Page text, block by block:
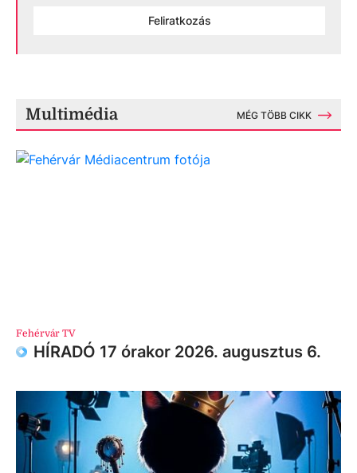
Feliratkozás
Multimédia MÉG TÖBB CIKK
Fehérvár TV
HÍRADÓ 17 órakor 2026. augusztus 6.